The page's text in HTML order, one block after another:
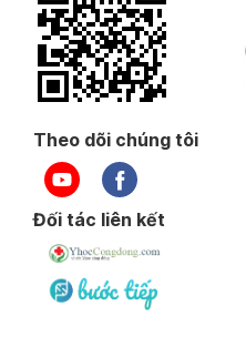
Theo dõi chúng tôi
Đối tác liên kết